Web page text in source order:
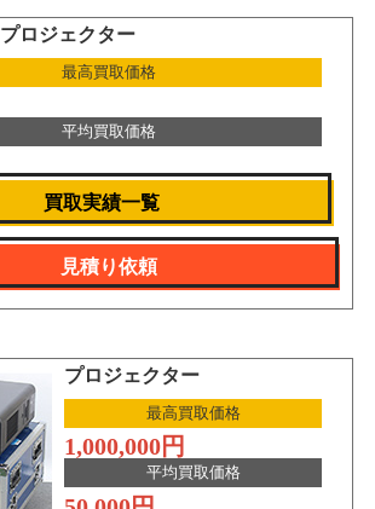
プロジェクター
最高買取価格
平均買取価格
買取実績一覧
見積り依頼
プロジェクター
最高買取価格
1,000,000円
平均買取価格